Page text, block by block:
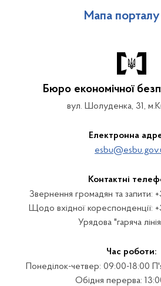
Мапа порталу
Бюро економічної
вул. Шолуденка, 31,
Електронна
Контактні
Звернення громадян та запити:
Щодо вхідної кореспонденції:
Урядова "гаряча
Час роботи:
Понеділок-четвер: 09:00-18:00
Обідня перерва: